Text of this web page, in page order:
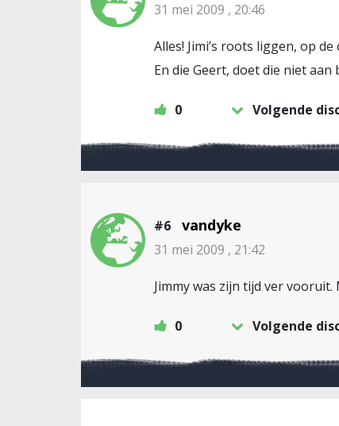
31 mei 2009 , 20:46
Alles! Jimi’s roots liggen, op
En die Geert, doet die niet
0 Volgende
#6 vandyke
31 mei 2009 , 21:42
Jimmy was zijn tijd ver vooruit.
0 Volgende